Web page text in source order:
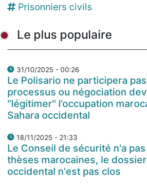
Prisonniers civils
Le plus populaire
31/10/2025 - 00:26
Le Polisario ne participera
processus ou négociation
"légitimer" l’occupation
Sahara occidental
18/11/2025 - 21:33
Le Conseil de sécurité n'a
thèses marocaines, le
occidental n'est pas clos